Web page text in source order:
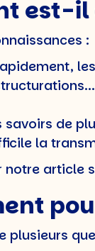
est-
:
de
la
notre article
plusieurs